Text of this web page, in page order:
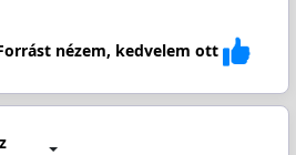
nézem, kedvelem ott